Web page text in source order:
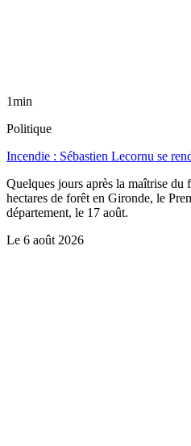
1min
Politique
Incendie : Sébastien Lecornu se
Quelques jours après la maîtrise
hectares de forêt en Gironde, le
département, le 17 août.
Le 6 août 2026